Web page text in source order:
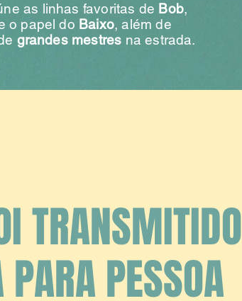
as linhas favoritas de Bob,
o papel do Baixo, além de
grandes mestres na estrada.
TRANSMITIDO
PESSOA